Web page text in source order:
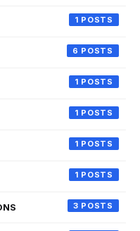
1
6
1
1
1
1
3